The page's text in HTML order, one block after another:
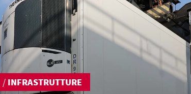
/ INFRASTRUTTURE